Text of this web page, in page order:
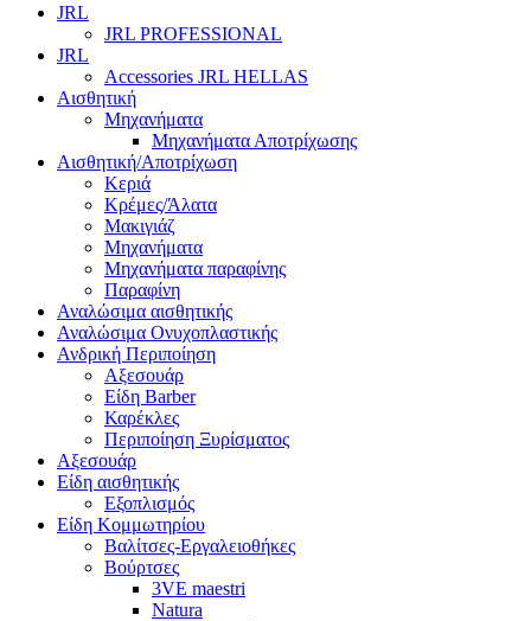
JRL
JRL PROFESSIONAL
JRL
Accessories JRL HELLAS
Αισθητική
Μηχανήματα
Μηχανήματα Αποτρίχωσης
Αισθητική/Αποτρίχωση
Κεριά
Κρέμες/Άλατα
Μακιγιάζ
Μηχανήματα
Μηχανήματα παραφίνης
Παραφίνη
Αναλώσιμα αισθητικής
Αναλώσιμα Ονυχοπλαστικής
Ανδρική Περιποίηση
Αξεσουάρ
Είδη Barber
Καρέκλες
Περιποίηση Ξυρίσματος
Αξεσουάρ
Είδη αισθητικής
Εξοπλισμός
Είδη Κομμωτηρίου
Βαλίτσες-Εργαλειοθήκες
Βούρτσες
3VE maestri
Natura